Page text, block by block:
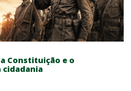
Constituição e o
cidadania